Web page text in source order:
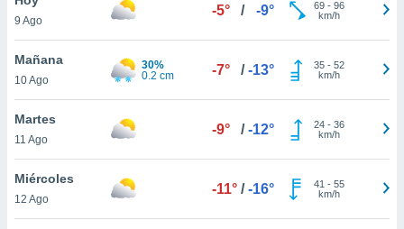
en
más
nuestra
de
9 Ago
-5° / -9° 69- 96
km/h
Mañana
10 Ago
30%
0.2 cm
-7° / -13° 35- 52
km/h
Martes
11 Ago
-9° / -12° 24- 36
km/h
Miércoles
12 Ago
-11° / -16° 41 - 55
km/h